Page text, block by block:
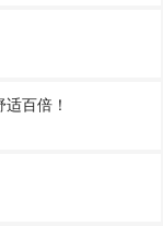
百倍！